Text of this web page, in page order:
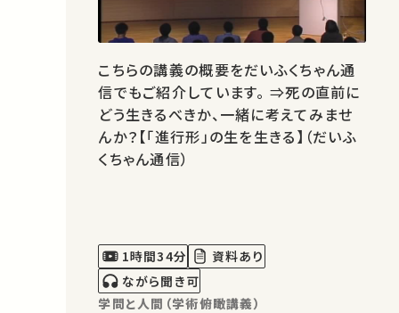
こちらの講義の概要をだいふくちゃん通
信でもご紹介しています。 ⇒死の直前に
どう生きるべきか、一緒に考えてみませ
んか？【「進行形」の生を生きる】（だいふ
くちゃん通信）
1時間34分
資料あり
ながら聞き可
学問と人間（学術俯瞰講義）